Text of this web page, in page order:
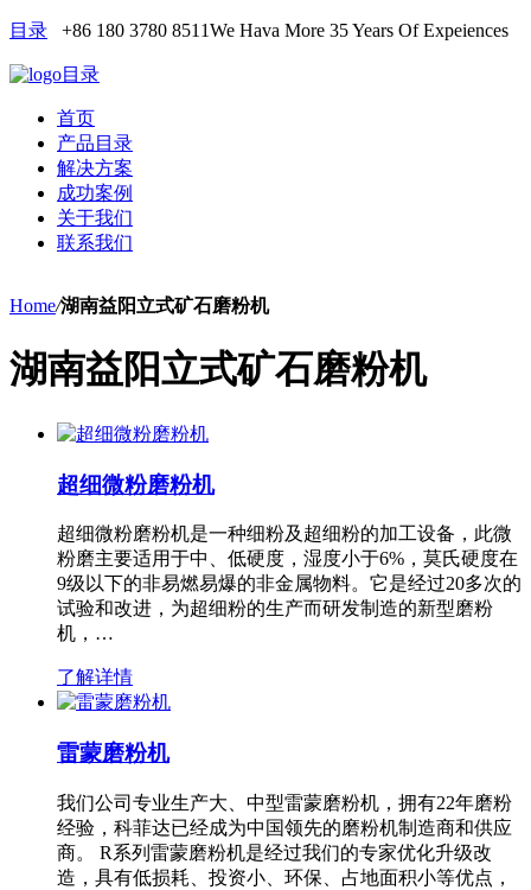
目录 +86 180 3780 8511We Hava More 35 Years Of Expeiences
目录
首页
产品目录
解决方案
成功案例
关于我们
联系我们
Home/湖南益阳立式矿石磨粉机
湖南益阳立式矿石磨粉机
超细微粉磨粉机
超细微粉磨粉机是一种细粉及超细粉的加工设备，此微
粉磨主要适用于中、低硬度，湿度小于6%，莫氏硬度在
9级以下的非易燃易爆的非金属物料。它是经过20多次的
试验和改进，为超细粉的生产而研发制造的新型磨粉
机，…
了解详情
雷蒙磨粉机
我们公司专业生产大、中型雷蒙磨粉机，拥有22年磨粉
经验，科菲达已经成为中国领先的磨粉机制造商和供应
商。 R系列雷蒙磨粉机是经过我们的专家优化升级改
造，具有低损耗、投资小、环保、占地面积小等优点，